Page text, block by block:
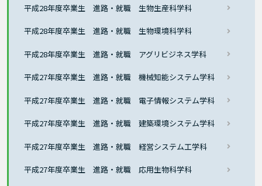
平成28年度卒業生 進路・就職 生物生産科学科
平成28年度卒業生 進路・就職 生物環境科学科
平成28年度卒業生 進路・就職 アグリビジネス学科
平成27年度卒業生 進路・就職 機械知能システム学科
平成27年度卒業生 進路・就職 電子情報システム学科
平成27年度卒業生 進路・就職 建築環境システム学科
平成27年度卒業生 進路・就職 経営システム工学科
平成27年度卒業生 進路・就職 応用生物科学科